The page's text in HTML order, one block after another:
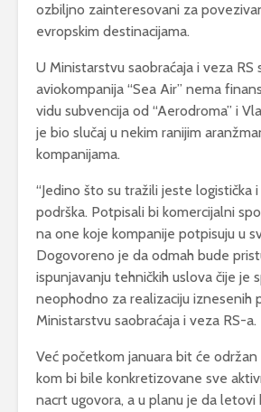
ozbiljno zainteresovani za
evropskim destinacijama.
U Ministarstvu saobraćaja i veza RS
aviokompanija “Sea Air” nema
vidu subvencija od “Aerodroma” i
je bio slučaj u nekim ranijim
kompanijama.
“Jedino što su tražili jeste logistička
podrška. Potpisali bi komercijalni
na one koje kompanije potpisuju u
Dogovoreno je da odmah bude
ispunjavanju tehničkih uslova čije je
neophodno za realizaciju iznesenih
Ministarstvu saobraćaja i veza RS-a.
Već početkom januara bit će
kom bi bile konkretizovane sve
nacrt ugovora, a u planu je da letovi